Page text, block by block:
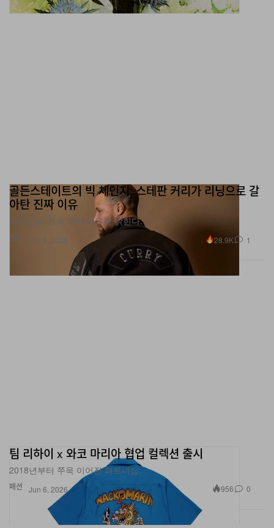
신발
골든스테이트의 빅 체인지: 스테판 커리가 리닝으로 갈
아탄 진짜 이유
10년간의 전속 계약 이유를 밝힌다.
Jun 6, 2026 28.9K 1
패션
팀 리하이 x 와코 마리아 협업 컬렉션 출시
2018년부터 쭈욱 이어진 파트너십.
Jun 6, 2026 956 0